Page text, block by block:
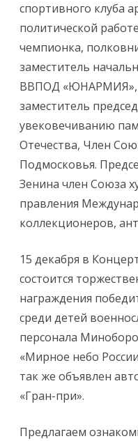
спортивного клуба
политической
чемпионка,
заместитель
ВВПОД «ЮНАРМИЯ»,
заместитель
увековечиванию
Отечества, Член
Подмосковья.
Зенина член Союза
правления
коллекционеров,
15 декабря в
состоится
награждения
среди детей
персонала
«Мирное небо
так же объявлен
«Гран-при».
Предлагаем